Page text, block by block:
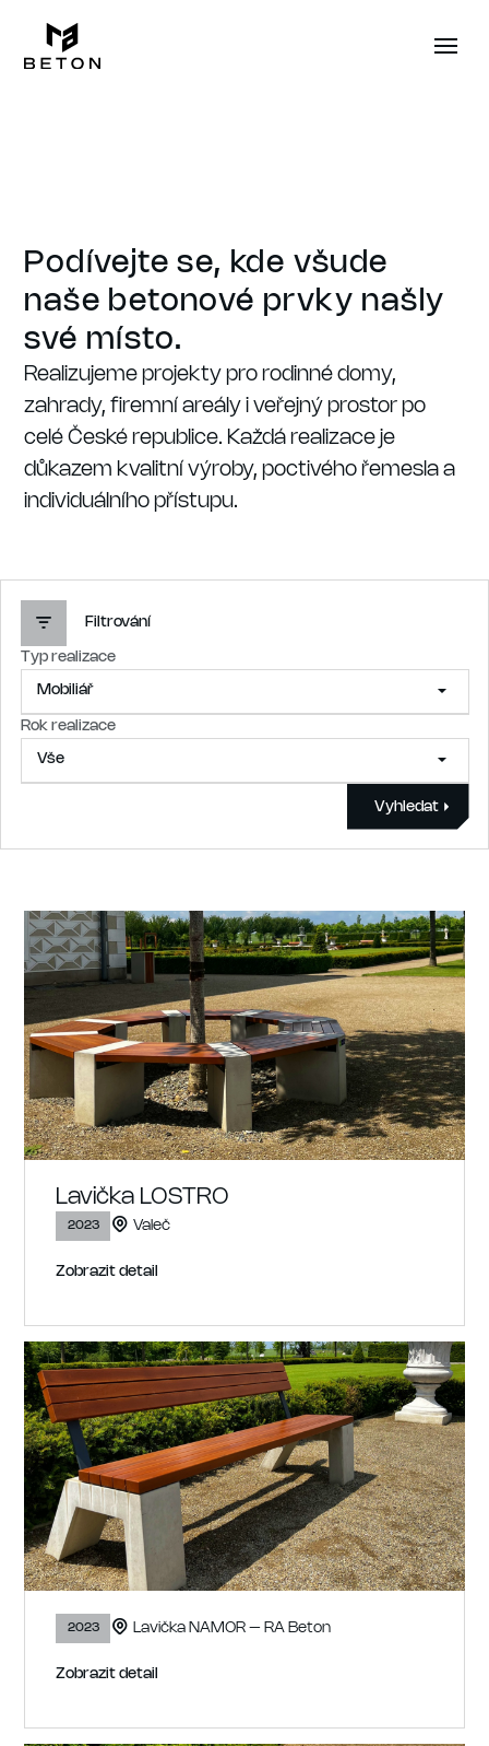
Podívejte se, kde všude
naše betonové prvky našly
své místo.
Realizujeme projekty pro rodinné domy,
zahrady, firemní areály i veřejný prostor po
celé České republice. Každá realizace je
důkazem kvalitní výroby, poctivého řemesla a
individuálního přístupu.
Filtrování
Typ realizace
Mobiliář
Vše
Zahradní kuchyně
Schody
Soklové desky
Rok realizace
Vše
2023
2025
2026
Vyhledat
Lavička LOSTRO
2023 Valeč
Zobrazit detail
2023 Lavička NAMOR – RA Beton
Zobrazit detail